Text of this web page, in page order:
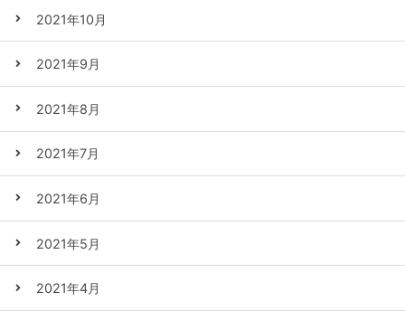
2021年10月
2021年9月
2021年8月
2021年7月
2021年6月
2021年5月
2021年4月